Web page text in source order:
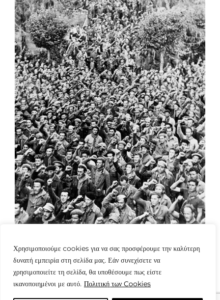
Χρησιμοποιούμε cookies για να σας προσφέρουμε την καλύτερη
δυνατή εμπειρία στη σελίδα μας. Εάν συνεχίσετε να
χρησιμοποιείτε τη σελίδα, θα υποθέσουμε πως είστε
ικανοποιημένοι με αυτό. Πολιτική των Cookies